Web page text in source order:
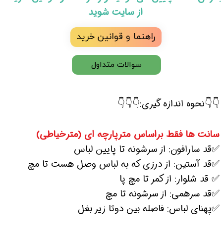
از سایت شوید
راهنما و قوانین خرید
👇👇نحوه اندازه گیری:👇👇👇
سانت ها فقط براساس مترپارچه ای (مترخیاطی)
✅قد سارافون: از سرشونه تا پایین لباس
✅قد آستین: از درزی که به لباس وصل هست تا مچ
✅ قد شلوار: از کمر تا مچ پا
✅قد سرهمی: از سرشونه تا مچ
✅پهنای لباس: فاصله بین دوتا زیر بغل
سوالات متداول